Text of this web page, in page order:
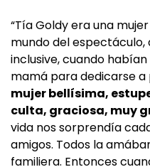
“Tía Goldy era una
mundo del espectáculo,
inclusive, cuando
mamá para dedicarse a
mujer bellísima,
culta, graciosa, muy
vida nos sorprendía
amigos. Todos la
familiera. Entonces